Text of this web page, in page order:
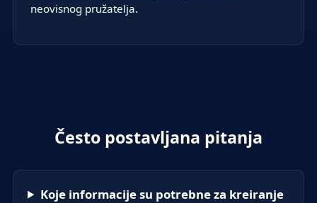
neovisnog pružatelja.
Često postavljana pitanja
Koje informacije su potrebne za kreiranje